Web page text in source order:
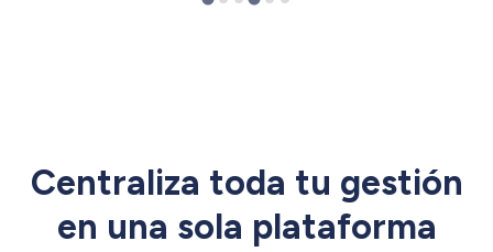
Centraliza toda tu gestión
en una sola plataforma